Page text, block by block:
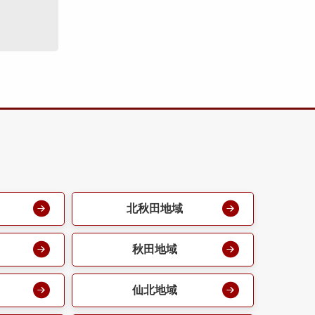
北秋田地域
秋田地域
仙北地域